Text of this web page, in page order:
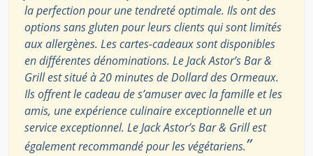
la perfection pour une tendreté optimale. Ils ont des
options sans gluten pour leurs clients qui sont limités
aux allergènes. Les cartes-cadeaux sont disponibles
en différentes dénominations. Le Jack Astor’s Bar &
Grill est situé à 20 minutes de Dollard des Ormeaux.
Ils offrent le cadeau de s’amuser avec la famille et les
amis, une expérience culinaire exceptionnelle et un
service exceptionnel. Le Jack Astor’s Bar & Grill est
également recommandé pour les végétariens.”